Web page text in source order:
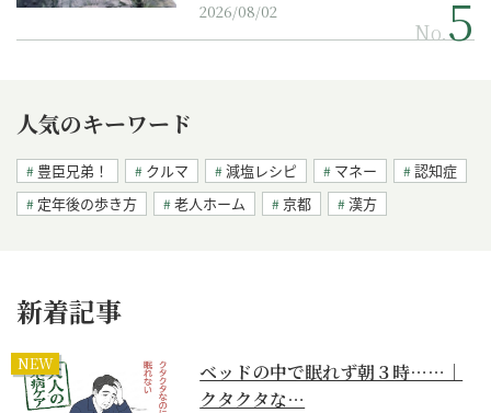
2026/08/02
No.
人気のキーワード
豊臣兄弟！ クルマ 減塩レシピ マネー
認知症
定年後の歩き方
老人ホーム 京都 漢方
新着記事
NEW
ベッドの中で眠れず朝３時……｜
クタクタな…